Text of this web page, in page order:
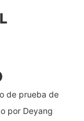
de prueba de
por Deyang